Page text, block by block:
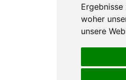
woher
unsere